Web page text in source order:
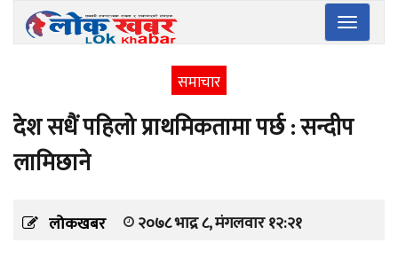
Toggle
समाचार
देश सधैं पहिलो प्राथमिकतामा पर्छ : सन्दीप
लामिछाने
लोकखबर २०७८ भाद्र ८, मंगलवार १२:२१